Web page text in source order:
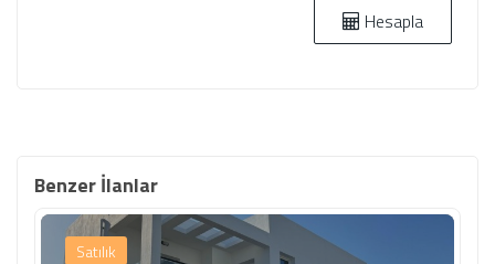
Hesapla
Benzer İlanlar
Satılık